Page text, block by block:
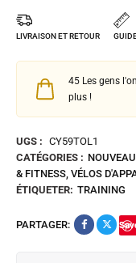
LIVRAISON ET RETOUR
45 Les gens
plus !
UGS : CY59TOL1
CATÉGORIES :
& FITNESS VÉLOS
ÉTIQUETER: TRAINING
PARTAGER: